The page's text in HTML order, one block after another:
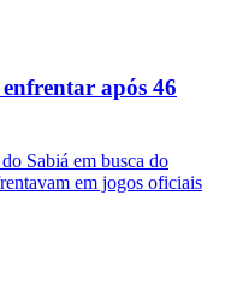
após 46
Sabiá em busca do
em jogos oficiais